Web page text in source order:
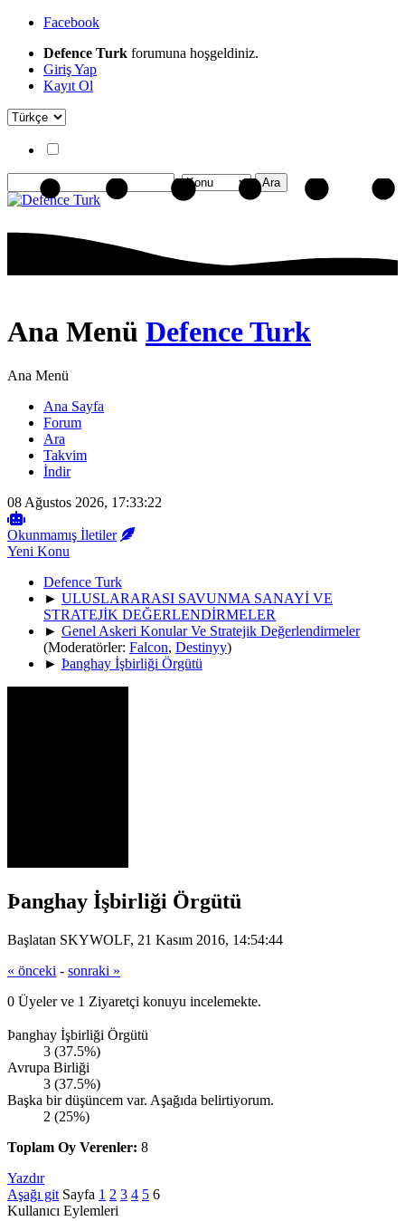
Facebook
Defence Turk forumuna hoşgeldiniz.
Giriş Yap
Kayıt Ol
Ana Menü Defence Turk
Ana Menü
Ana Sayfa
Forum
Ara
Takvim
İndir
08 Ağustos 2026, 17:33:22
Okunmamış İletiler
Yeni Konu
Defence Turk
► ULUSLARARASI SAVUNMA SANAYİ VE
STRATEJİK DEĞERLENDİRMELER
► Genel Askeri Konular Ve Stratejik Değerlendirmeler
(Moderatörler: Falcon, Destinyy)
► Þanghay İşbirliği Örgütü
Þanghay İşbirliği Örgütü
Başlatan SKYWOLF, 21 Kasım 2016, 14:54:44
« önceki - sonraki »
0 Üyeler ve 1 Ziyaretçi konuyu incelemekte.
Þanghay İşbirliği Örgütü
3 (37.5%)
Avrupa Birliği
3 (37.5%)
Başka bir düşüncem var. Aşağıda belirtiyorum.
2 (25%)
Toplam Oy Verenler: 8
Yazdır
Aşağı git Sayfa 1 2 3 4 5 6
Kullanıcı Eylemleri